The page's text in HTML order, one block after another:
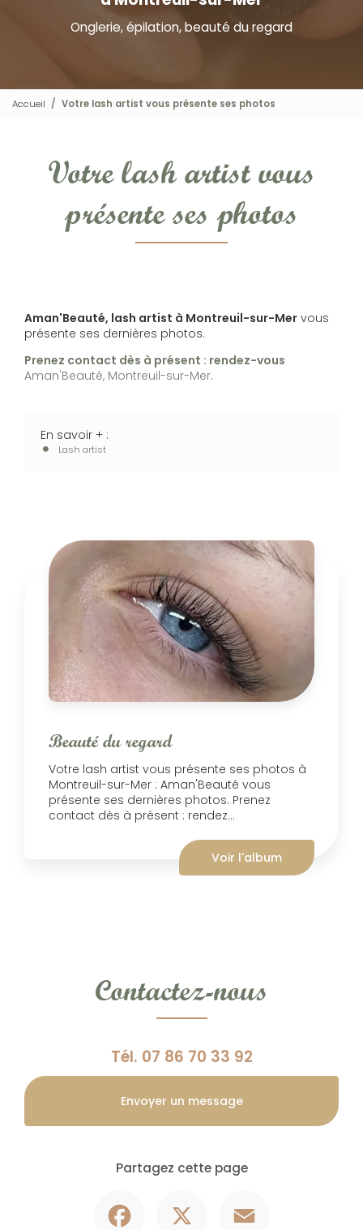
Onglerie, épilation, beauté du regard
Accueil Votre lash artist vous présente ses photos
Votre lash artist vous
présente ses photos
Aman'Beauté, lash artist à Montreuil-sur-Mer vous
présente ses dernières photos.
Prenez contact dès à présent : rendez-vous
Aman'Beauté, Montreuil-sur-Mer.
En savoir + :
Lash artist
Beauté du regard
Votre lash artist vous présente ses photos à
Montreuil-sur-Mer : Aman'Beauté vous
présente ses dernières photos. Prenez
contact dès à présent : rendez...
Voir l'album
Contactez-nous
Tél. 07 86 70 33 92
Envoyer un message
Partagez cette page